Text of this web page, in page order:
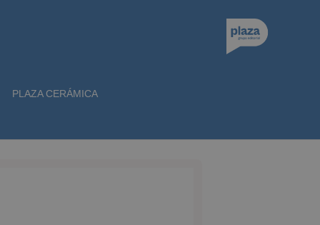
PLAZA CERÁMICA